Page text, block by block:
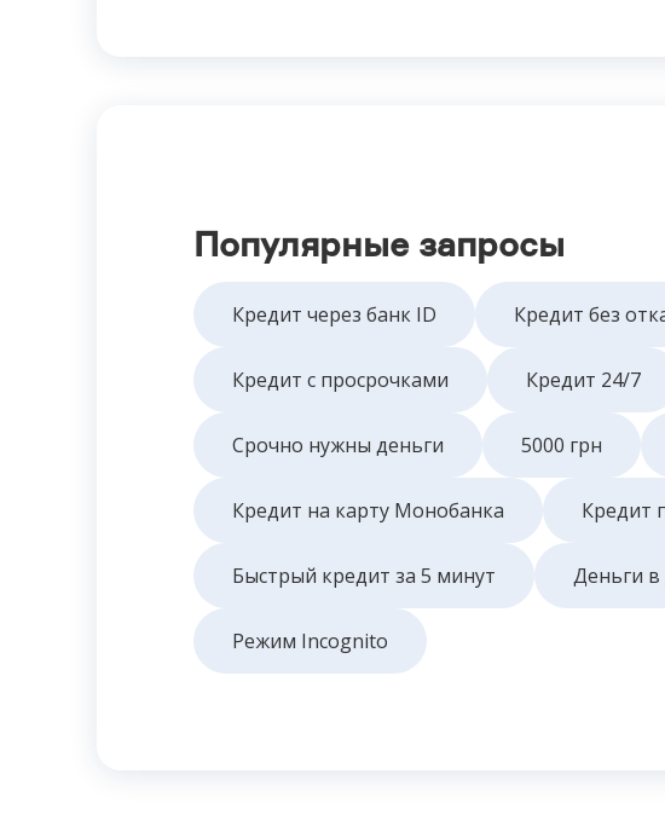
Популярные запросы
Кредит через банк ID Кредит без
Кредит с просрочками Кредит 24/7
Срочно нужны деньги 5000 грн
Кредит на карту Монобанка Кредит
Быстрый кредит за 5 минут Деньги в
Режим Incognito